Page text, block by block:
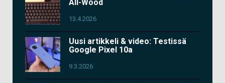
All-Wood
13.4.2026
Uusi artikkeli & video: Testissä
Google Pixel 10a
9.3.2026